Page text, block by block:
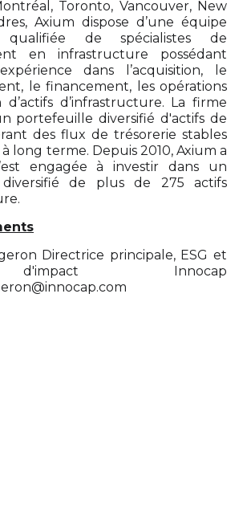
Toronto, Vancouver, New
Axium dispose d’une équipe
qualifiée de spécialistes de
en infrastructure possédant
dans l’acquisition, le
le financement, les opérations
d’infrastructure. La firme
portefeuille diversifié d'actifs de
des flux de trésorerie stables
long terme. Depuis 2010, Axium a
engagée à investir dans un
de plus de 275 actifs
Directrice principale, ESG et
d'impact
Innocap